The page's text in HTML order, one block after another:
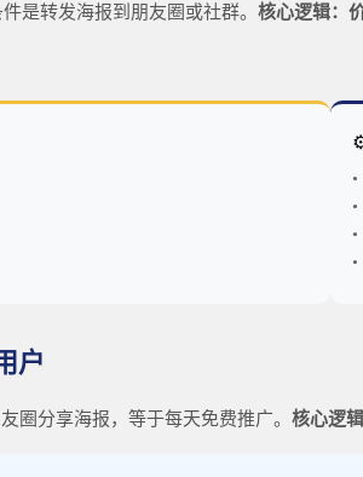
是转发海报到朋友圈或社群。 核心逻辑：
户
圈分享海报，等于每天免费推广。 核心逻